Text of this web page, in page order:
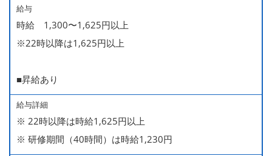
■時短勤務制度あり
給与
時給 1,300〜1,625円以上
※22時以降は1,625円以上
■昇給あり
給与詳細
※ 22時以降は時給1,625円以上
※ 研修期間（40時間）は時給1,230円